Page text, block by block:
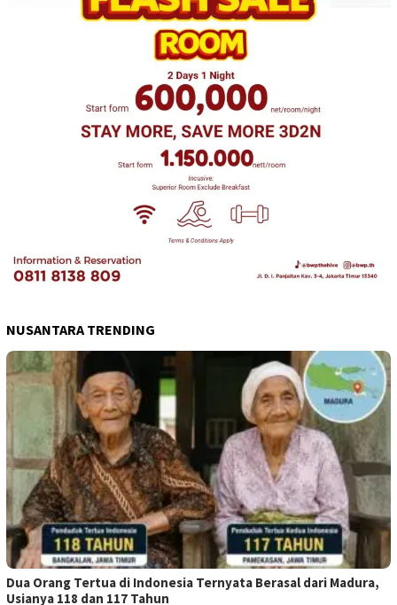
NUSANTARA TRENDING
Dua Orang Tertua di Indonesia Ternyata Berasal dari Madura,
Usianya 118 dan 117 Tahun